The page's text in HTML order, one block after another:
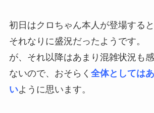
初日はクロちゃん本人が登場すると
それなりに盛況だったようです。
が、それ以降はあまり混雑状況も
ないので、おそらく 全体としては
いように思います。